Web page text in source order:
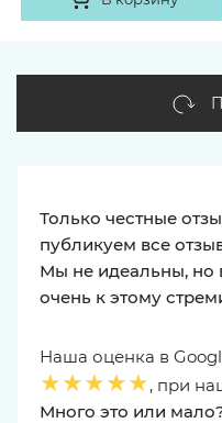
Только честные
публикуем все
Мы не идеальны, но
очень к этому
Наша оценка в
★★★★★, при
Много это или